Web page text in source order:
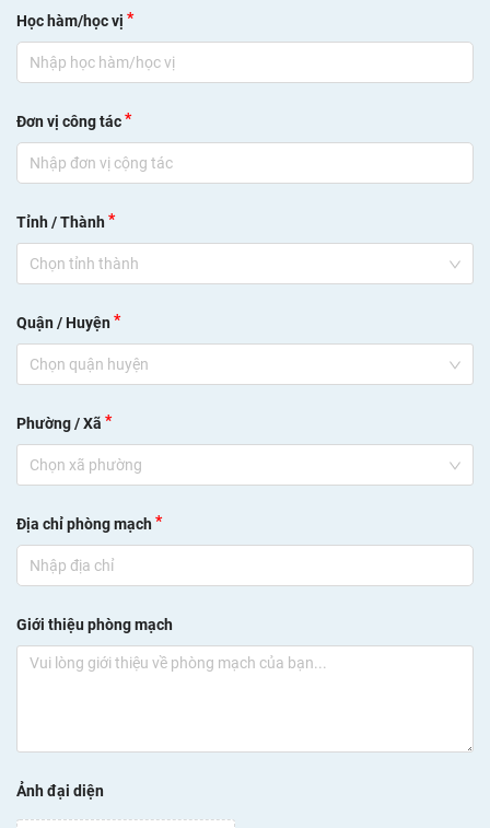
Học hàm/học vị *
Đơn vị công tác*
Tỉnh / Thành*
Chọn tỉnh thành
Quận / Huyện*
Chọn quận huyện
Phường / Xã *
Chọn xã phường
Địa chỉ phòng mạch*
Giới thiệu phòng mạch
Ảnh đại diện